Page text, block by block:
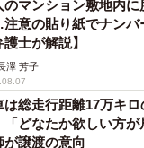
のマンション敷地内
意の貼り紙でナンバ
護士が解説】
澤 芳子
は総走行距離17万キ
どなたか欲しい方
が譲渡の意向